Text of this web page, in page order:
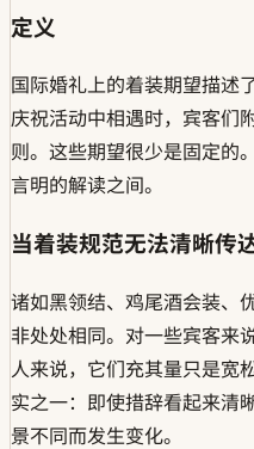
定义
国际婚礼上的着装期望描述
庆祝活动中相遇时，宾客们
则。这些期望很少是固定的
言明的解读之间。
当着装规范无法清晰传
诸如黑领结、鸡尾酒会装、
非处处相同。对一些宾客来
人来说，它们充其量只是宽
实之一：即使措辞看起来清
景不同而发生变化。